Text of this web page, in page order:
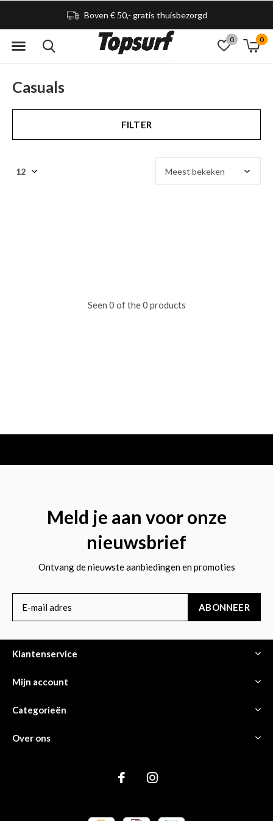
0 0
Boven € 50,- gratis thuisbezorgd
Casuals
FILTER
Seen 0 of the 0 products
Meld je aan voor onze
nieuwsbrief
Ontvang de nieuwste aanbiedingen en promoties
ABONNEER
Klantenservice
Mijn account
Categorieën
Over ons